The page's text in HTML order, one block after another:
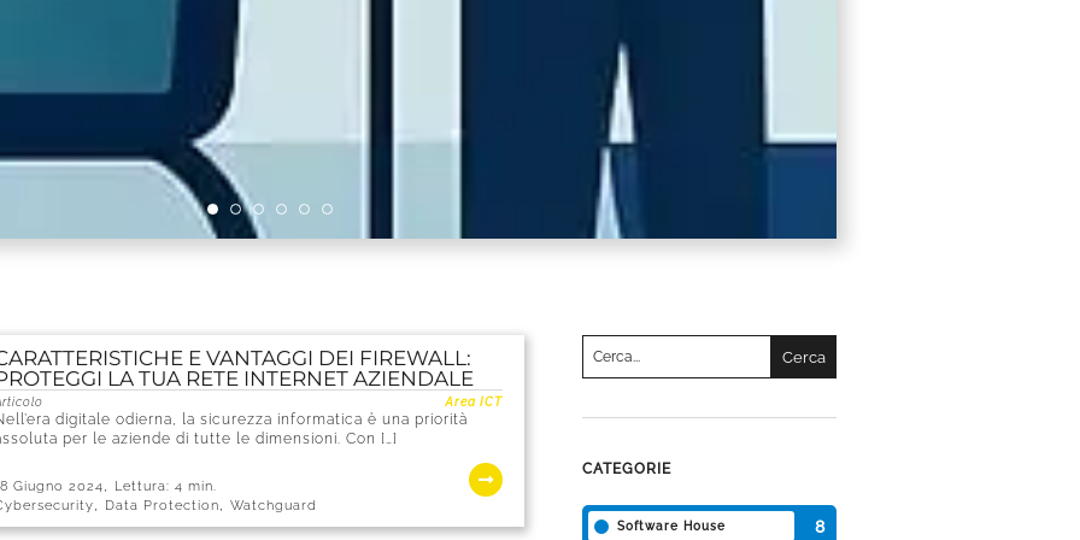
E VANTAGGI DEI FIREWALL:
LA TUA RETE INTERNET AZIENDALE
Area ICT
digitale odierna, la sicurezza informatica è una priorità
per le aziende di tutte le dimensioni. Con […]
Giugno 2024 Lettura: 4 min.
Data Protection Watchguard
Cerca
per:
CATEGORIE
Software House 8